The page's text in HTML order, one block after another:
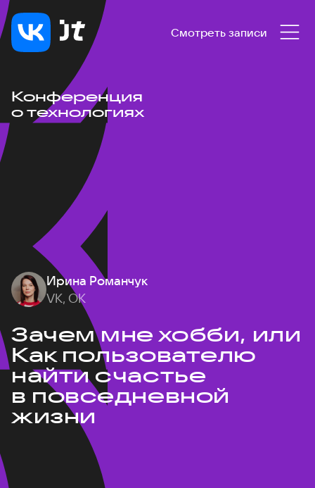
Смотреть записи
Конференция
о технологиях
Ирина Романчук
VK, ОК
Зачем мне хобби, или
Как пользователю
найти счастье
в повседневной
жизни